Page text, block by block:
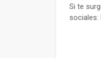
Si te
sociales: